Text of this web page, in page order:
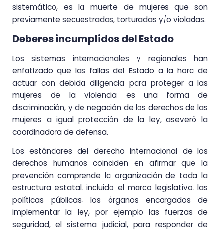
sistemático, es la muerte de mujeres que son
previamente secuestradas, torturadas y/o violadas.
Deberes incumplidos del Estado
Los sistemas internacionales y regionales han
enfatizado que las fallas del Estado a la hora de
actuar con debida diligencia para proteger a las
mujeres de la violencia es una forma de
discriminación, y de negación de los derechos de las
mujeres a igual protección de la ley, aseveró la
coordinadora de defensa.
Los estándares del derecho internacional de los
derechos humanos coinciden en afirmar que la
prevención comprende la organización de toda la
estructura estatal, incluido el marco legislativo, las
políticas públicas, los órganos encargados de
implementar la ley, por ejemplo las fuerzas de
seguridad, el sistema judicial, para responder de